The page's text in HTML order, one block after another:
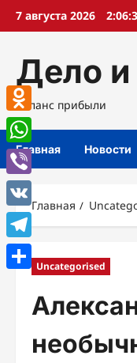
Перейти
7 августа 2026
Дело и
Баланс прибыли
Главная Новости
Главная
Uncategorised
Odnoklassniki
WhatsApp
Viber
VK
Telegram